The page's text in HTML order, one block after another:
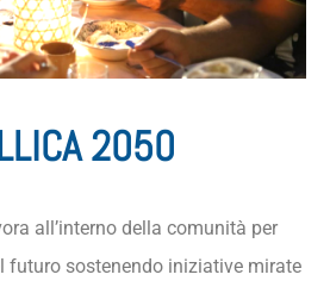
2050
all’interno della comunità per
futuro sostenendo iniziative mirate